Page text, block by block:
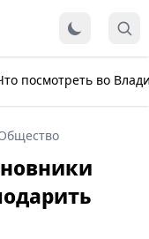
посмотреть во